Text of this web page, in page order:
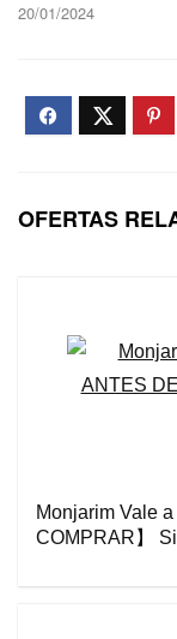
20/01/2024
OFERTAS
Monjarim Vale
COMPRAR】